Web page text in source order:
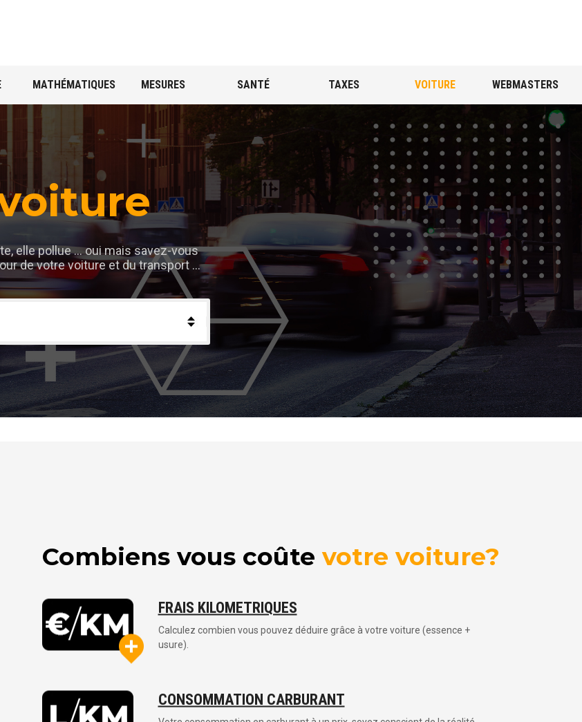
MATHÉMATIQUES MESURES SANTÉ TAXES VOITURE WEBMASTERS
elle pollue ... oui mais savez-vous
de votre voiture et du transport ...
Combiens vous coûte votre voiture?
FRAIS KILOMETRIQUES
Calculez combien vous pouvez déduire grâce à votre voiture (essence +
usure).
CONSOMMATION CARBURANT